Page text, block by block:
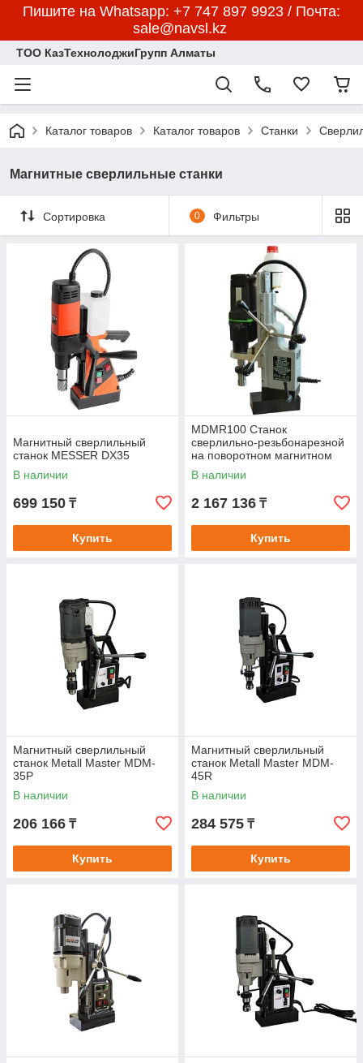
Пишите на Whatsapp: +7 747 897 9923 / Почта:
sale@navsl.kz
ТОО КазТехнолоджиГрупп Алматы
Каталог товаров Каталог товаров Станки
Магнитные сверлильные станки
Сортировка 0 Фильтры
Магнитный сверлильный
станок MESSER DX35
В наличии
699 150 ₸
Купить
MDMR100 Станок
сверлильно-резьбонарезной
на поворотном магнитном
основании
В наличии
2 167 136 ₸
Купить
Магнитный сверлильный
станок Metall Master MDM-
35P
В наличии
206 166 ₸
Купить
Магнитный сверлильный
станок Metall Master MDM-
45R
В наличии
284 575 ₸
Купить